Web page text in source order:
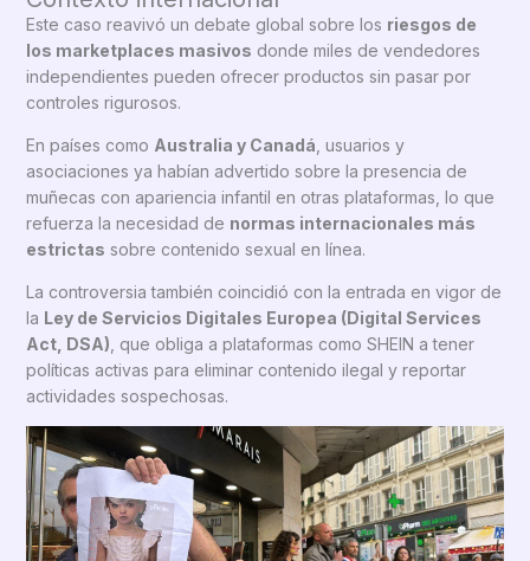
Este caso reavivó un debate global sobre los riesgos de
los marketplaces masivos donde miles de vendedores
independientes pueden ofrecer productos sin pasar por
controles rigurosos.
En países como Australia y Canadá , usuarios y
asociaciones ya habían advertido sobre la presencia de
muñecas con apariencia infantil en otras plataformas, lo que
refuerza la necesidad de normas internacionales más
estrictas sobre contenido sexual en línea.
La controversia también coincidió con la entrada en vigor de
la Ley de Servicios Digitales Europea (Digital Services
Act, DSA) , que obliga a plataformas como SHEIN a tener
políticas activas para eliminar contenido ilegal y reportar
actividades sospechosas.